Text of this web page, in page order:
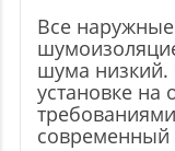
Все
шума
установке